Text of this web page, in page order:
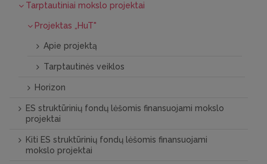
Tarptautiniai mokslo projektai
Projektas „HuT"
Apie projektą
Tarptautinės veiklos
Horizon
ES struktūrinių ­fondų lėšomis finansuojami mokslo
projektai
Kiti ES struktūrinių ­fondų lėšomis finansuojami
mokslo projektai